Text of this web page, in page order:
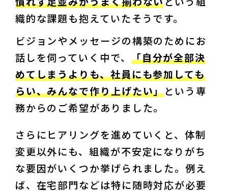
織的な課題も抱えていたそうです。
ビジョンやメッセージの構築のためにお
話しを伺っていく中で、 「自分が全部決
めてしまうよりも、社員にも参加しても
らい、みんなで作り上げたい」という専
務からのご希望がありました。
さらにヒアリングを進めていくと、体制
変更以外にも、組織が不安定になりがち
な要因がいくつか挙げられました。例え
ば、在宅部門などは特に随時対応が必要